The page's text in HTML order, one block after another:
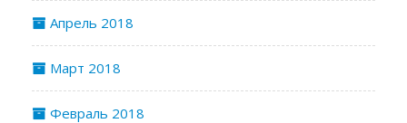
Апрель 2018
Март 2018
Февраль 2018